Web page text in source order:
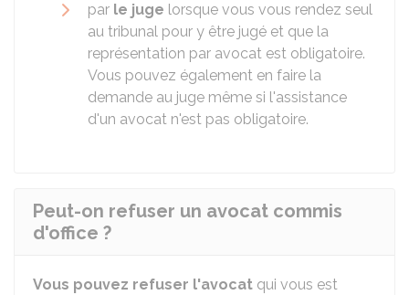
par le juge lorsque vous vous rendez seul
au tribunal pour y être jugé et que la
représentation par avocat est obligatoire.
Vous pouvez également en faire la
demande au juge même si l'assistance
d'un avocat n'est pas obligatoire.
Peut-on refuser un avocat commis
d'office ?
Vous pouvez refuser l'avocat qui vous est